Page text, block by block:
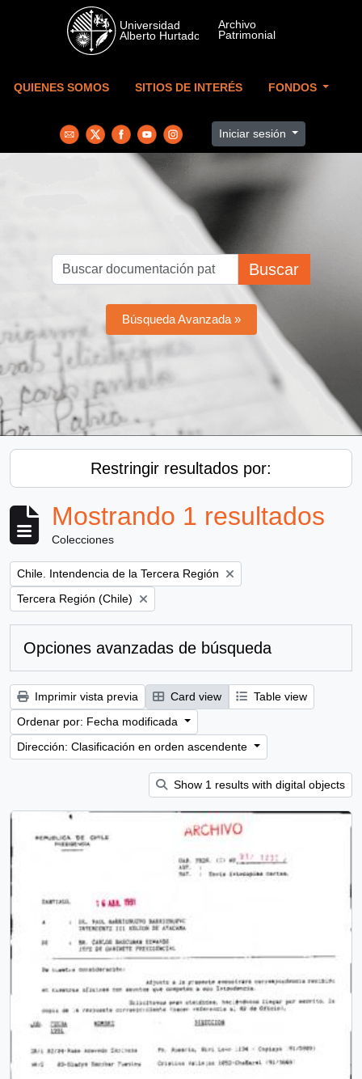
Skip to main content
QUIENES SOMOS SITIOS DE INTERÉS FONDOS
Iniciar sesión
Buscar
Búsqueda Avanzada »
Restringir resultados por:
Mostrando 1 resultados
Colecciones
Remove filter:
Chile. Intendencia de la Tercera Región
Remove filter:
Tercera Región (Chile)
Opciones avanzadas de búsqueda
Imprimir vista previa Card view
Table view
Ordenar por: Fecha modificada
Dirección: Clasificación en orden ascendente
Show 1 results with digital objects